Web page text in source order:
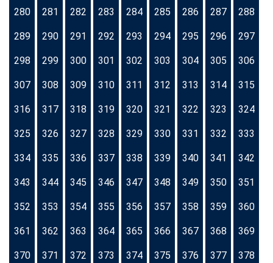
280 281 282 283 284 285 286 287 288
289 290 291 292 293 294 295 296 297
298 299 300 301 302 303 304 305 306
307 308 309 310 311 312 313 314 315
316 317 318 319 320 321 322 323 324
325 326 327 328 329 330 331 332 333
334 335 336 337 338 339 340 341 342
343 344 345 346 347 348 349 350 351
352 353 354 355 356 357 358 359 360
361 362 363 364 365 366 367 368 369
370 371 372 373 374 375 376 377 378